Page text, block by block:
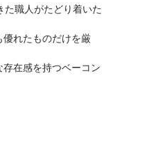
職人がたどり着いた
れたものだけを厳
在感を持つベーコン